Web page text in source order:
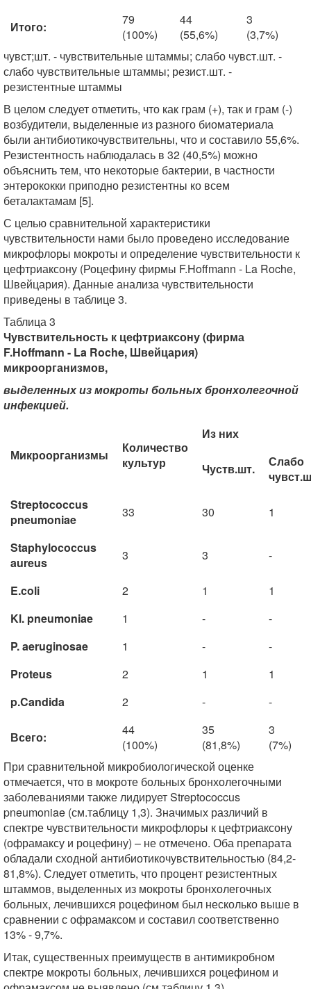
Итого:
79
(100%)
44
(55,6%)
3
(3,7%)
чувст;шт. - чувствительные штаммы; слабо чувст.шт. -
слабо чувствительные штаммы; резист.шт. -
резистентные штаммы
В целом следует отметить, что как грам (+), так и грам (-)
возбудители, выделенные из разного биоматериала
были антибиотикочувствительны, что и составило 55,6%.
Резистентность наблюдалась в 32 (40,5%) можно
объяснить тем, что некоторые бактерии, в частности
энтерококки приподно резистентны ко всем
беталактамам [5].
С целью сравнительной характеристики
чувствительности нами было проведено исследование
микрофлоры мокроты и определение чувствительности к
цефтриаксону (Роцефину фирмы F.Hoffmann - La Roche,
Швейцария). Данные анализа чувствительности
приведены в таблице 3.
Таблица 3
Чувствительность к цефтриаксону (фирма
F.Hoffmann - La Roche, Швейцария)
микроорганизмов,
выделенных из мокроты больных бронхолегочной
инфекцией.
Микроорганизмы
Количество
культур
Из них
Чуств.шт.
Слабо
Streptococcus
pneumoniae
33 30 1
Staphylococcus
aureus
3 3 -
E.coli 2 1
1
Kl. pneumoniae
1 -
-
P. aeruginosae
1 -
-
Proteus
2 1
1
p.Candida
2 - -
Всего:
44
(100%)
35
(81,8%)
3
(7%)
При сравнительной микробиологической оценке
отмечается, что в мокроте больных бронхолегочными
заболеваниями также лидирует Streptococcus
pneumoniae (см.таблицу 1,3). Значимых различий в
спектре чувствительности микрофлоры к цефтриаксону
(офрамаксу и роцефину) – не отмечено. Оба препарата
обладали сходной антибиотикочувствительностью (84,2-
81,8%). Следует отметить, что процент резистентных
штаммов, выделенных из мокроты бронхолегочных
больных, лечившихся роцефином был несколько выше в
сравнении с офрамаксом и составил соответственно
13% - 9,7%.
Итак, существенных преимуществ в антимикробном
спектре мокроты больных, лечившихся роцефином и